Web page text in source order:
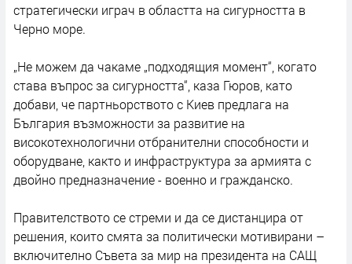
стратегически играч в областта на сигурността в
Черно море.
„Не можем да чакаме „подходящия момент“, когато
става въпрос за сигурността“, каза Гюров, като
добави, че партньорството с Киев предлага на
България възможности за развитие на
високотехнологични отбранителни способности и
оборудване, както и инфраструктура за армията с
двойно предназначение - военно и гражданско.
Правителството се стреми и да се дистанцира от
решения, които смята за политически мотивирани –
включително Съвета за мир на президента на САЩ